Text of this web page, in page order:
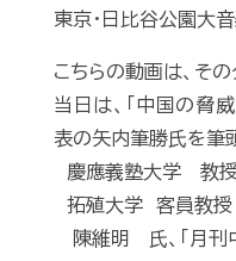
東京・日比谷公園大
こちらの動画は、その
当日は、「中国の脅
表の矢内筆勝氏を筆頭
慶應義塾大学 教
拓殖大学 客員教
陳維明 氏、「月刊